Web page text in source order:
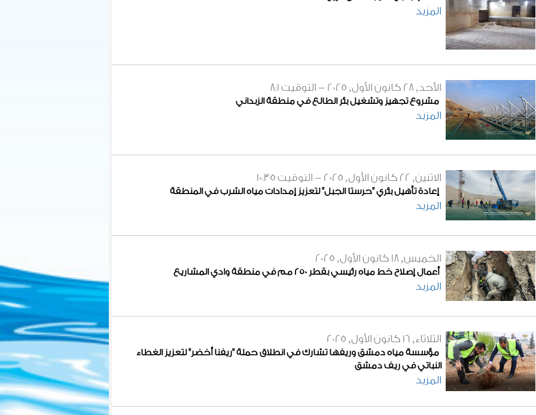
المزيد
الأحد, 28 كانون الأول, 2025 - التوقيت 8:1
مشروع تجهيز وتشغيل بئر الطالع في منطقة الزبداني
المزيد
الاثنين, 22 كانون الأول, 2025 - التوقيت 10:35
إعادة تأهيل بئري "حرستا الجبل" لتعزيز إمدادات مياه الشرب في المنطقة
المزيد
الخميس, 18 كانون الأول, 2025
أعمال إصلاح خط مياه رئيسي بقطر 250 مم في منطقة وادي المشاريع
المزيد
الثلاثاء, 16 كانون الأول, 2025
مؤسسة مياه دمشق وريفها تشارك في انطلاق حملة "ريفنا أخضر" لتعزيز الغطاء
النباتي في ريف دمشق
المزيد